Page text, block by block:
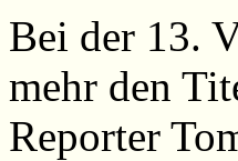
Bei der 13.
mehr den
Reporter